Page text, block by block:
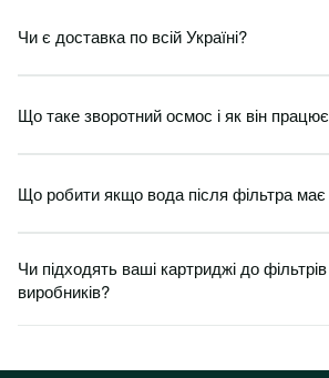
Чи є доставка по всій Україні?
Що таке зворотний осмос і як він
Що робити якщо вода після фільтра має
Чи підходять ваші картриджі до
виробників?